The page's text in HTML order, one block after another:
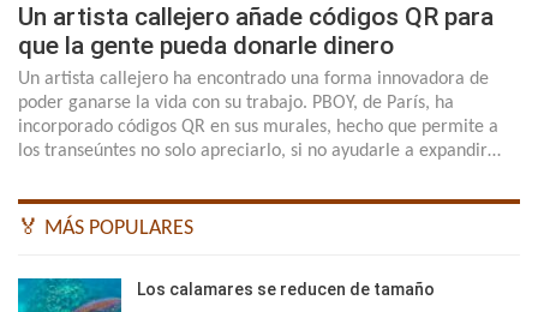
Un artista callejero añade códigos QR para
que la gente pueda donarle dinero
Un artista callejero ha encontrado una forma innovadora de
poder ganarse la vida con su trabajo. PBOY, de París, ha
incorporado códigos QR en sus murales, hecho que permite a
los transeúntes no solo apreciarlo, si no ayudarle a expandir…
🏅 MÁS POPULARES
Los calamares se reducen de tamaño